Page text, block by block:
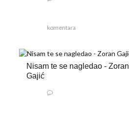
komentara
Nisam te se nagledao - Zoran
Gajić